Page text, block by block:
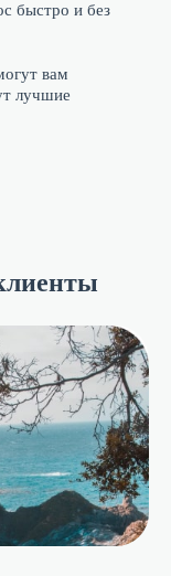
быстро и без
вам
лучшие